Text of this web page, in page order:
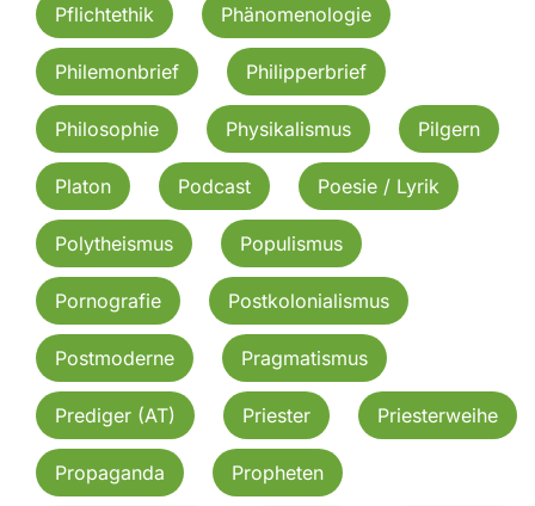
Pflichtethik Phänomenologie
Philemonbrief Philipperbrief
Philosophie Physikalismus Pilgern
Platon Podcast Poesie / Lyrik
Polytheismus Populismus
Pornografie Postkolonialismus
Postmoderne Pragmatismus
Prediger (AT) Priester Priesterweihe
Propaganda Propheten